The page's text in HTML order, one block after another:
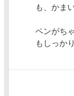
も、かま
ペンがち
もしっか